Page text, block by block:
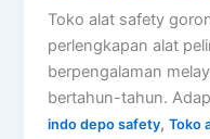
Toko alat safety
perlengkapan alat
berpengalaman
bertahun-tahun.
indo depo safety,Toko